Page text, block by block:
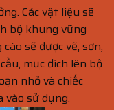
Các vật liệu sẽ
bộ khung vững
sẽ được vẽ, sơn,
mục đích lên bộ
nhỏ và chiếc
vào sử dụng.